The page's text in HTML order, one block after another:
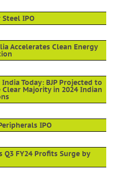
IPO
Accelerates Clean Energy
India Today: BJP Projected to
Clear Majority in 2024 Indian
IPO
Q3 FY24 Profits Surge by